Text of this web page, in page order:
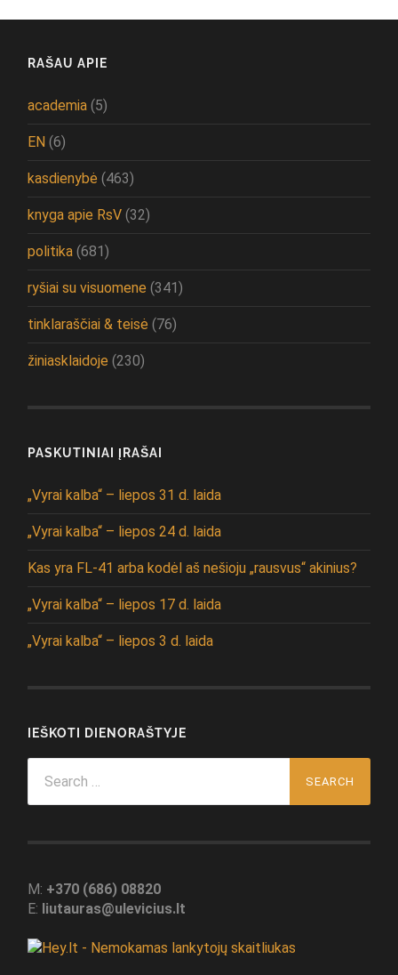
RAŠAU APIE
academia (5)
EN (6)
kasdienybė (463)
knyga apie RsV (32)
politika (681)
ryšiai su visuomene (341)
tinklaraščiai & teisė (76)
žiniasklaidoje (230)
PASKUTINIAI ĮRAŠAI
„Vyrai kalba“ – liepos 31 d. laida
„Vyrai kalba“ – liepos 24 d. laida
Kas yra FL-41 arba kodėl aš nešioju „rausvus“ akinius?
„Vyrai kalba“ – liepos 17 d. laida
„Vyrai kalba“ – liepos 3 d. laida
IEŠKOTI DIENORAŠTYJE
for:
M: +370 (686) 08820
E: liutauras@ulevicius.lt